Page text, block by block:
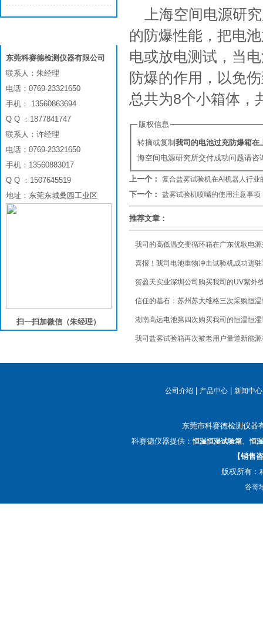
上海空间电源研
的防爆性能，把电
电或放电测试，当
防爆的作用，以免
总共为8个小箱体，
版权信息
转摘或复制我司的电池过充防爆箱在
海空间电源研究所交付成功问题请咨
上一个： 复合盐雾试验机在AI机器人行业
下一个： 盐雾试验机喷嘴的使用注意事项
推荐文章：
我司的高低温交变循环箱在广东优歌电
喜报！我司电池重物冲击试验机成功进
贺盈天实业深圳公司购买我司的UV紫外
信任的基石：苏州苏大维格三次采购恒
湖南高远电池第四次购买我司的恒温恒
我司盐雾试验箱再次被老用户量道新能
东莞科赛德检测仪器有限公司
联系人：朱经理
电话：0769-23321650
手机： 13560863694
Q Q ：1877841747
联系人：许经理
电话：0769-23321650
手机：13560883017
Q Q ：1507645519
地址：东莞东城桑园工业区
扫一扫加微信（朱经理）
公司介绍 | 产品中心 |新闻中心
东莞市科赛德检测仪
科赛德仪器提供：恒温恒湿试验箱 、恒
【销售
版权所有：
谷哥